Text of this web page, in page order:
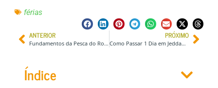
férias
ANTERIOR
Fundamentos da Pesca do Robalo: Equipamentos Essenciais para Todos os Pescadores
PRÓXIMO
Como Passar 1 Dia em Jeddah, Arábia Saudita (Ótima Parada de Cruzeiro!)
Índice